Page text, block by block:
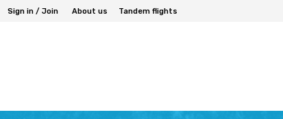
Sign in / Join About us Tandem flights